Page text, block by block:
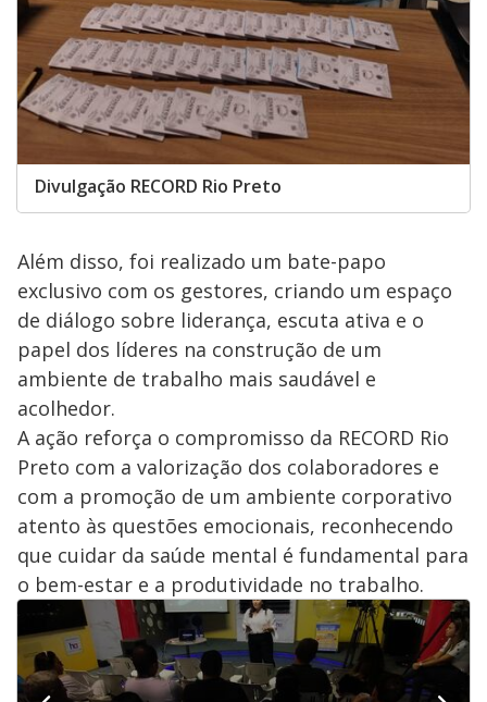
Divulgação RECORD Rio Preto
Além disso, foi realizado um bate-papo
exclusivo com os gestores, criando um espaço
de diálogo sobre liderança, escuta ativa e o
papel dos líderes na construção de um
ambiente de trabalho mais saudável e
acolhedor.
A ação reforça o compromisso da RECORD Rio
Preto com a valorização dos colaboradores e
com a promoção de um ambiente corporativo
atento às questões emocionais, reconhecendo
que cuidar da saúde mental é fundamental para
o bem-estar e a produtividade no trabalho.